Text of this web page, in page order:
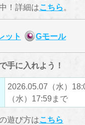
！詳細はこちら 。
ット Gモール
手に入れよう！
2026.05.07（水）
（水）17:59まで
遊び方はこちら